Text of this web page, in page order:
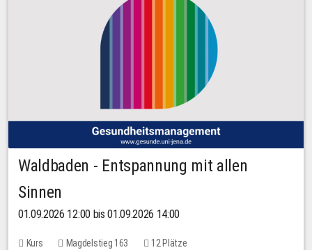
Waldbaden - Entspannung mit allen
Sinnen
01.09.2026 12:00 bis 01.09.2026 14:00
Kurs Magdelstieg 163 12 Plätze